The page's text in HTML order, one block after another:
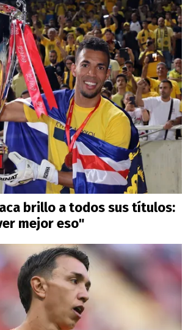
brillo a todos sus títulos:
mejor eso"